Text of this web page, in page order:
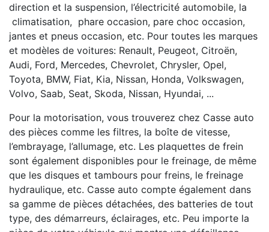
direction et la suspension, l’électricité automobile, la
climatisation, phare occasion, pare choc occasion,
jantes et pneus occasion, etc. Pour toutes les marques
et modèles de voitures: Renault, Peugeot, Citroën,
Audi, Ford, Mercedes, Chevrolet, Chrysler, Opel,
Toyota, BMW, Fiat, Kia, Nissan, Honda, Volkswagen,
Volvo, Saab, Seat, Skoda, Nissan, Hyundai, ...
Pour la motorisation, vous trouverez chez Casse auto
des pièces comme les filtres, la boîte de vitesse,
l’embrayage, l’allumage, etc. Les plaquettes de frein
sont également disponibles pour le freinage, de même
que les disques et tambours pour freins, le freinage
hydraulique, etc. Casse auto compte également dans
sa gamme de pièces détachées, des batteries de tout
type, des démarreurs, éclairages, etc. Peu importe la